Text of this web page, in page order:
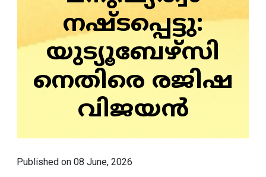
നഷ്ടപ്പെട്ടു:
യുട്യൂബേഴ്‌സി
നെതിരെ രജിഷ
വിജയന്‍
Published on 08 June, 2026